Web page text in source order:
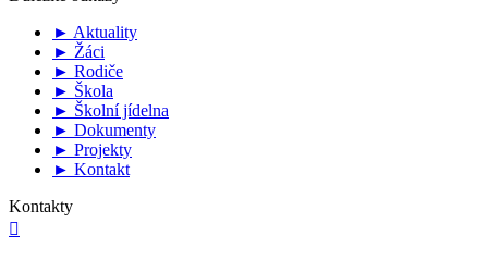
► Aktuality
► Žáci
► Rodiče
► Škola
► Školní jídelna
► Dokumenty
► Projekty
► Kontakt
Kontakty
